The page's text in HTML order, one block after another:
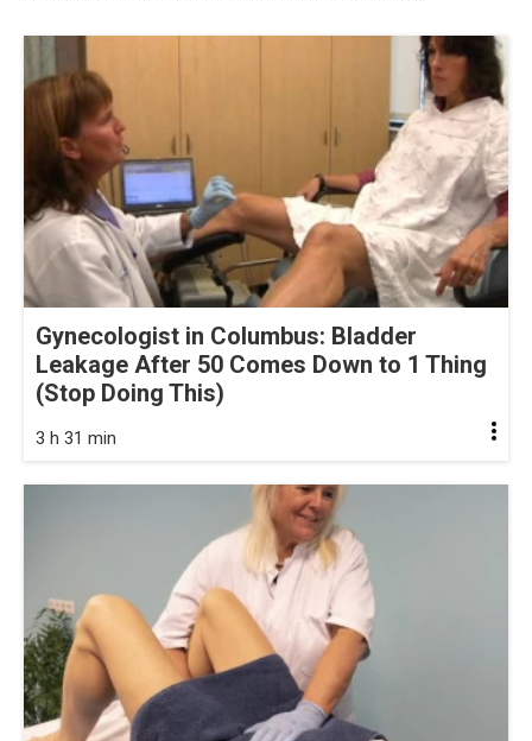
Gynecologist in Columbus: Bladder
Leakage After 50 Comes Down to 1 Thing
(Stop Doing This)
3 h 31 min